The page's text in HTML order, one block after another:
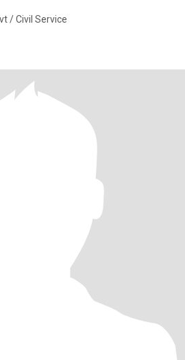
/ Civil Service